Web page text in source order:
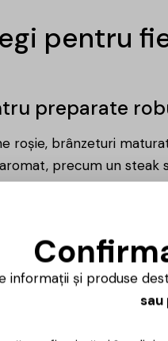
pentru
preparate
roșie, brânzeturi
precum un steak
perfecte.
preparate
și aromă, un vin roșu
mediteraneene sau
informații și produse
sau